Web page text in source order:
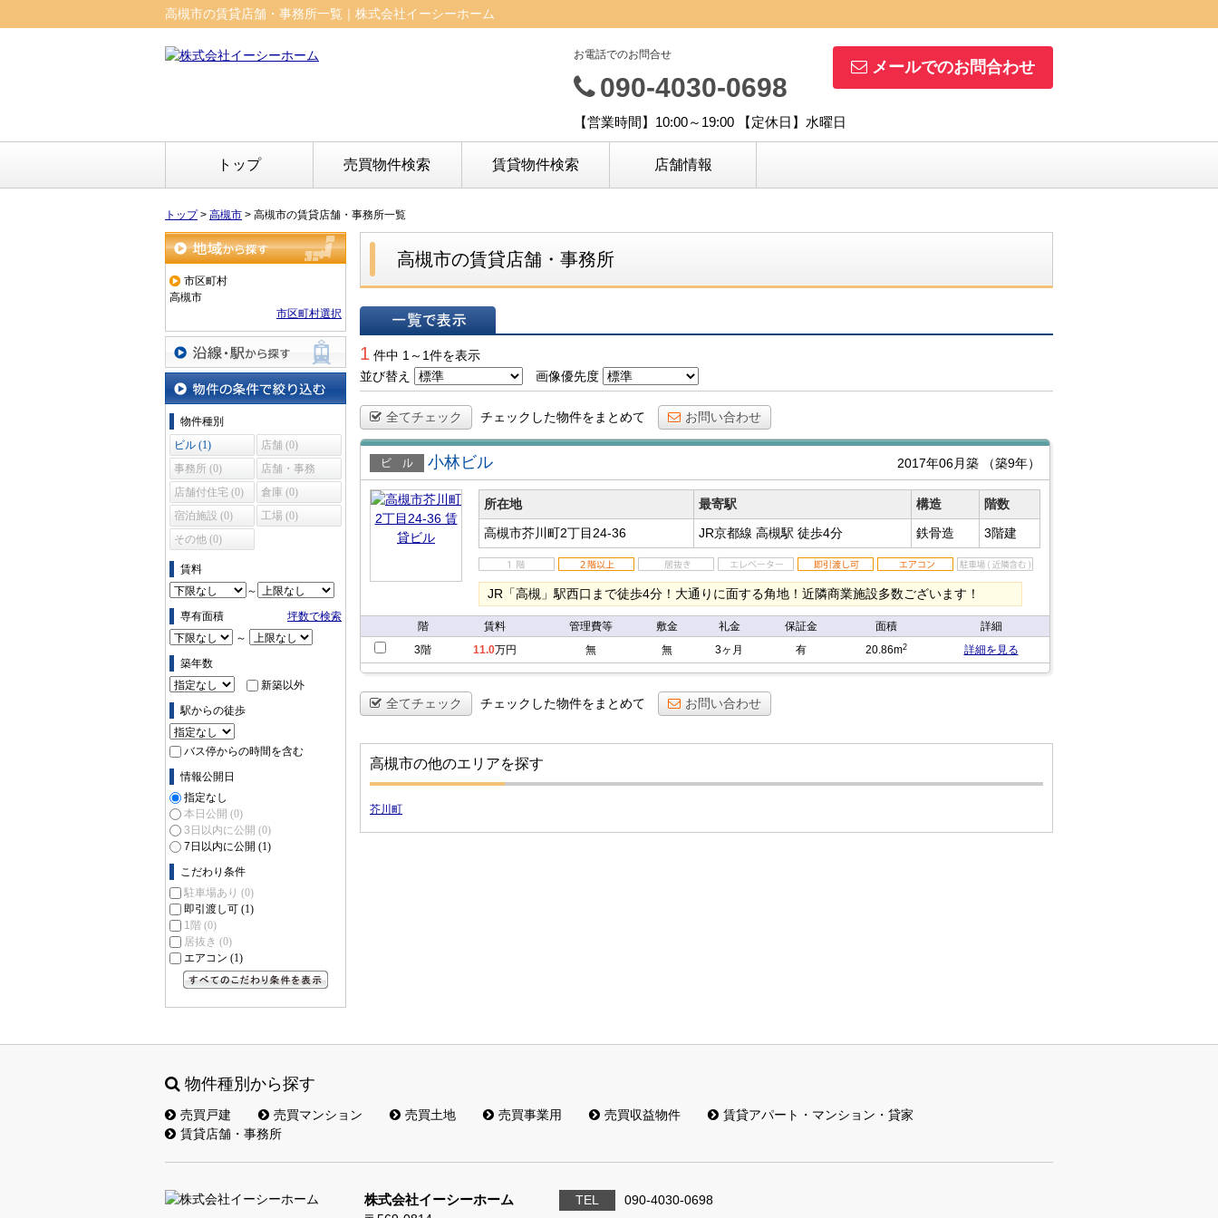
高槻市の賃貸店舗・事務所一覧｜株式会社イーシーホーム
メールでのお問合わせ
お電話でのお問合せ
090-4030-0698
【営業時間】10:00～19:00 【定休日】水曜日
トップ 売買物件検索 賃貸物件検索 店舗情報
トップ> 高槻市 > 高槻市の賃貸店舗・事務所一覧
地域から探す
市区町村
高槻市
市区町村選択
沿線・駅から探す
物件の条件で絞り込む
物件種別
ビル (1)
店舗 (0)
事務所 (0)
店舗・事務
所 (0)
店舗付住宅 (0)
倉庫 (0)
宿泊施設 (0)
工場 (0)
その他 (0)
賃料
～
専有面積
坪数で検索
～
築年数
新築以外
駅からの徒歩
バス停からの時間を含む
情報公開日
指定なし
本日公開 (0)
3日以内に公開 (0)
7日以内に公開 (1)
こだわり条件
駐車場あり (0)
即引渡し可 (1)
1階 (0)
居抜き (0)
エアコン (1)
高槻市の賃貸店舗・事務所
1 件中 1～1件を表示
並び替え
画像優先度
全てチェック チェックした物件をまとめて お問い合わせ
賃貸ビル
小林ビル 2017年06月築 （築9年）
所在地 最寄駅 構造
階数
高槻市芥川町2丁目24-36
JR京都線 高槻駅 徒歩4分 鉄骨造 3階建
JR「高槻」駅西口まで徒歩4分！大通りに面する角地！近隣商業施設多数ございます！
階 賃料 管理費等 敷金 礼金 保証金 面積
詳細
3階
11.0万円 無 無 3ヶ月 有 20.86m2 詳細を見る
全てチェック チェックした物件をまとめて お問い合わせ
高槻市の他のエリアを探す
芥川町
物件種別から探す
売買戸建 売買マンション 売買土地 売買事業用 売買収益物件
賃貸アパート・マンション・貸家
賃貸店舗・事務所
株式会社イーシーホーム TEL 090-4030-0698